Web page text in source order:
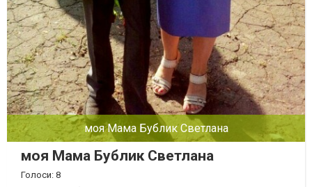
моя Мама Бублик Светлана
моя Мама Бублик Светлана
Голоси: 8